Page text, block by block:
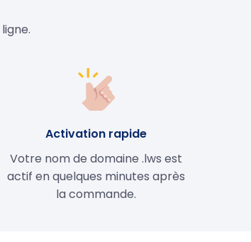
Activation rapide
Votre nom de domaine .lws est
actif en quelques minutes après
la commande.